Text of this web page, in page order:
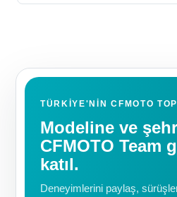
TÜRKIYE'NIN CFMOTO
Modeline ve
CFMOTO Team
katıl.
Deneyimlerini paylaş,